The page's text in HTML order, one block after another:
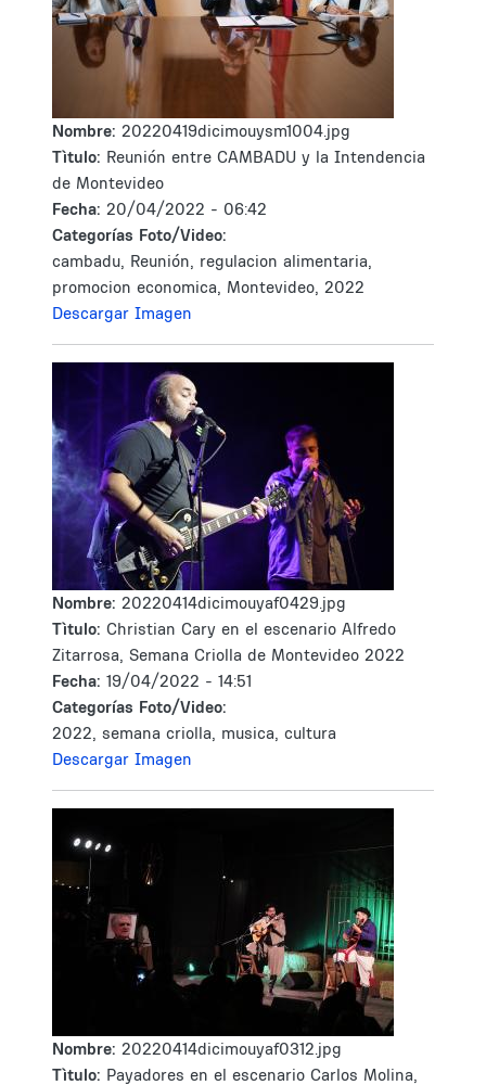
Nombre: 20220419dicimouysm1004.jpg
Tìtulo: Reunión entre CAMBADU y la Intendencia
de Montevideo
Fecha: 20/04/2022 - 06:42
Categorías Foto/Video:
cambadu, Reunión, regulacion alimentaria,
promocion economica, Montevideo, 2022
Descargar Imagen
Nombre: 20220414dicimouyaf0429.jpg
Tìtulo: Christian Cary en el escenario Alfredo
Zitarrosa, Semana Criolla de Montevideo 2022
Fecha: 19/04/2022 - 14:51
Categorías Foto/Video:
2022, semana criolla, musica, cultura
Descargar Imagen
Nombre: 20220414dicimouyaf0312.jpg
Tìtulo: Payadores en el escenario Carlos Molina,